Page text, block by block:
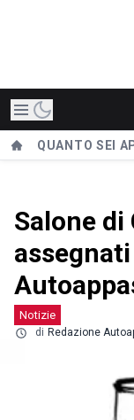
QUANTO SEI
Salone di
Notizie
di Redazione